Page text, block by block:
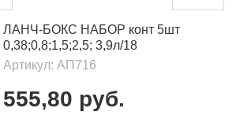
ЛАНЧ-БОКС НАБОР конт 5шт
0,38;0,8;1,5;2,5; 3,9л/18
Артикул: АП716
555,80 руб.